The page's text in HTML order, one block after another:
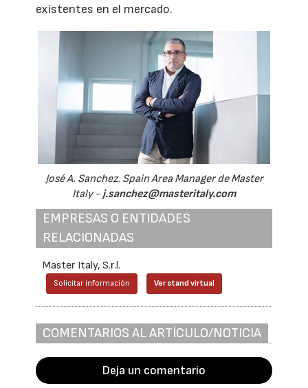
existentes en el mercado.
José A. Sanchez. Spain Area Manager de Master
Italy -j.sanchez@masteritaly.com
EMPRESAS O ENTIDADES
RELACIONADAS
Master Italy, S.r.l.
Solicitar información Ver stand virtual
COMENTARIOS AL ARTÍCULO/NOTICIA
Deja un comentario